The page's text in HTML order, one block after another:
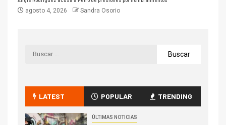
agosto 4, 2026 Sandra Osorio
LATEST POPULAR TRENDING
ÚLTIMAS NOTICIAS